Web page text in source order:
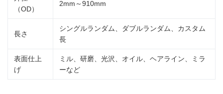
（OD）
2mm～910mm
長さ
シングルランダム、ダブルランダム、カスタム
長
表面仕上
げ
ミル、研磨、光沢、オイル、ヘアライン、ミラ
ーなど